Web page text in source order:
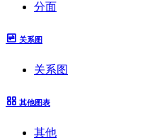
分面
关系图
关系图
其他图表
其他